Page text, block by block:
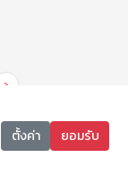
›
ตั้งค่า ยอมรับ